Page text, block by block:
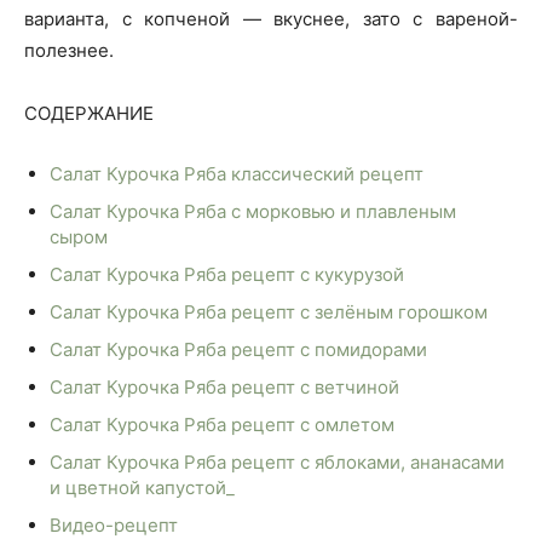
варианта, с копченой — вкуснее, зато с вареной-
полезнее.
СОДЕРЖАНИЕ
Салат Курочка Ряба классический рецепт
Салат Курочка Ряба с морковью и плавленым
сыром
Салат Курочка Ряба рецепт с кукурузой
Салат Курочка Ряба рецепт с зелёным горошком
Салат Курочка Ряба рецепт с помидорами
Салат Курочка Ряба рецепт с ветчиной
Салат Курочка Ряба рецепт с омлетом
Салат Курочка Ряба рецепт с яблоками, ананасами
и цветной капустой_
Видео-рецепт